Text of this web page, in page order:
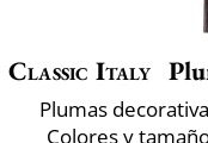
Classic Italy
Plumas
Colores y